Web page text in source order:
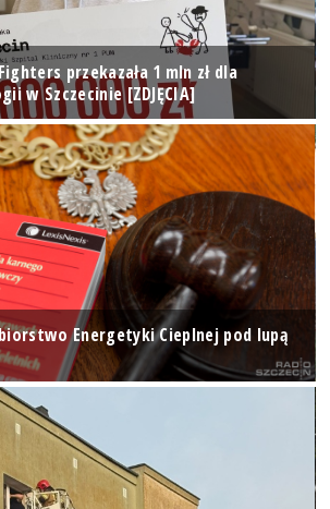
przekazała 1 mln zł dla
w Szczecinie [ZDJĘCIA]
Energetyki Cieplnej pod lupą